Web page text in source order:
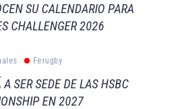
SU CALENDARIO PARA
CHALLENGER 2026
Ferugby
SER SEDE DE LAS HSBC
EN 2027